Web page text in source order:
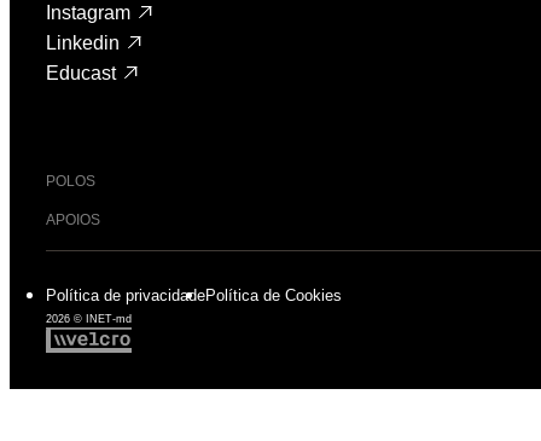
Instagram
Linkedin
Educast
POLOS
APOIOS
2026 © INET-md
Política de privacidadePolítica de Cookies